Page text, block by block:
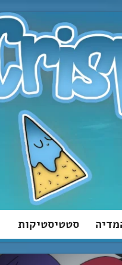
סטטיסטיקות